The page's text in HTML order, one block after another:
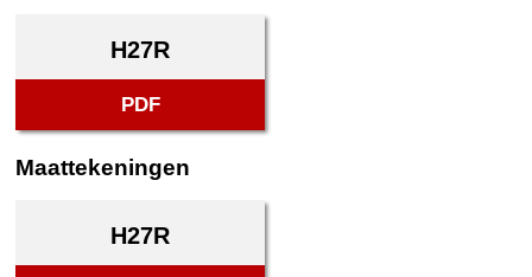
H27R
PDF
Maattekeningen
H27R